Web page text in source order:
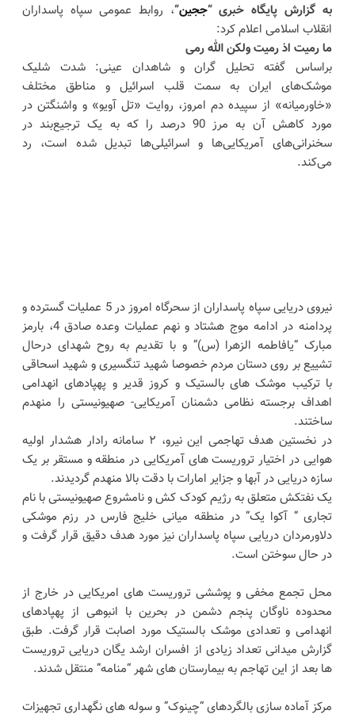
به گزارش پایگاه خبری “ججین“، روابط عمومی سپاه پاسداران
انقلاب اسلامی اعلام کرد:
ما رمیت اذ رمیت ولکن الله رمی
براساس گفته تحلیل گران و شاهدان عینی: شدت شلیک
موشک‌های ایران به سمت قلب اسرائیل و مناطق مختلف
«خاورمیانه» از سپیده دم امروز، روایت «تل آویو» و واشنگتن در
مورد کاهش آن به مرز 90 درصد را که به یک ترجیع‌بند در
سخنرانی‌های آمریکایی‌ها و اسرائیلی‌ها تبدیل شده است، رد
می‌کند.
نیروی دریایی سپاه پاسداران از سحرگاه امروز در 5 عملیات‌ گسترده و
پردامنه در ادامه موج هشتاد و نهم عملیات وعده صادق 4، بارمز
مبارک “یافاطمه الزهرا (س)” و با تقدیم به روح شهدای درحال
تشییع بر روی دستان مردم خصوصا شهید تنگسیری و شهید اسحاقی
با ترکیب موشک های بالستیک و کروز قدیر و پهپادهای انهدامی
اهداف برجسته نظامی دشمنان آمریکایی- صهیونیستی را منهدم
ساختند.
در نخستین هدف تهاجمی این نیرو، ۲ سامانه رادار هشدار اولیه
هوایی در اختیار تروریست های آمریکایی‌ در منطقه و مستقر بر یک
سازه دریایی در آبها و جزایر امارات با دقت بالا منهدم گردیدند.
یک نفتکش متعلق به رژیم کودک کش و نامشروع صهیونیستی با نام
تجاری ” آکوا یک” در منطقه میانی خلیج فارس در رزم موشکی
دلاورمردان دریایی سپاه پاسداران نیز مورد هدف دقیق قرار گرفت و
در حال سوختن است.
محل تجمع مخفی و پوششی تروریست های امریکایی در خارج از
محدوده ناوگان پنجم دشمن در بحرین با انبوهی از پهپادهای
انهدامی و تعدادی موشک بالستیک مورد اصابت قرار گرفت. طبق
گزارش میدانی تعداد زیادی از افسران ارشد یگان دریایی تروریست
ها بعد از این تهاجم به بیمارستان های شهر “منامه” منتقل شدند.
مرکز آماده سازی بالگردهای “چینوک” و سوله های نگهداری تجهیزات